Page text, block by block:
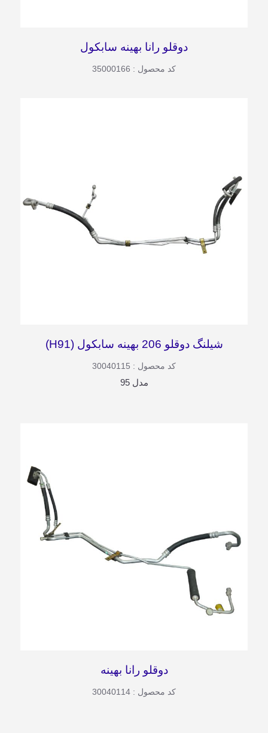
دوقلو رانا بهینه سابکول
کد محصول : 35000166
شیلنگ دوقلو 206 بهینه سابکول (H91)
کد محصول : 30040115
مدل 95
دوقلو رانا بهینه
کد محصول : 30040114